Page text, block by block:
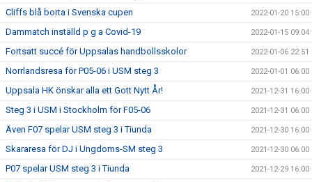
Cliffs blå borta i Svenska cupen 2022-01-20 15:00
Dammatch inställd p g a Covid-19 2022-01-15 09:04
Fortsatt succé för Uppsalas handbollsskolor 2022-01-06 22:51
Norrlandsresa för P05-06 i USM steg 3 2022-01-01 06:00
Uppsala HK önskar alla ett Gott Nytt År! 2021-12-31 16:00
Steg 3 i USM i Stockholm för F05-06 2021-12-31 06:00
Även F07 spelar USM steg 3 i Tiunda 2021-12-30 16:00
Skararesa för DJ i Ungdoms-SM steg 3 2021-12-30 06:00
P07 spelar USM steg 3 i Tiunda 2021-12-29 16:00